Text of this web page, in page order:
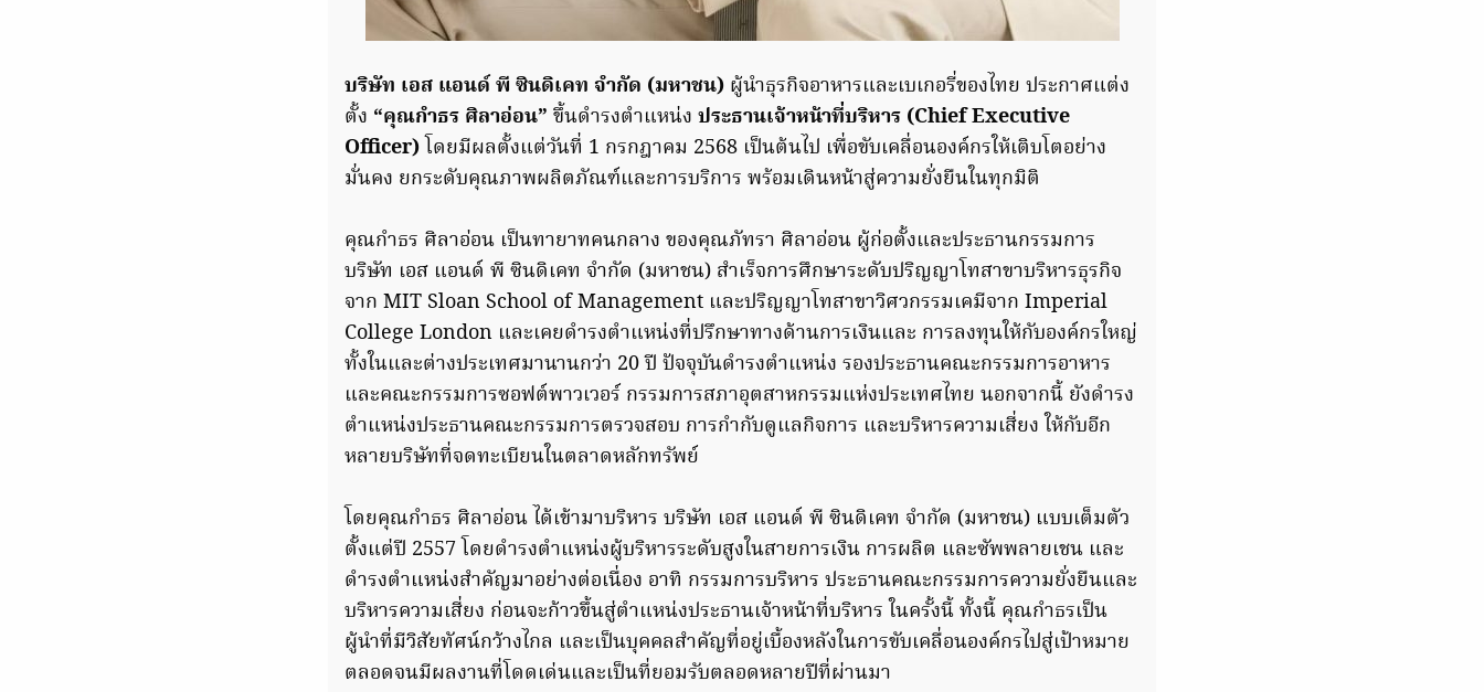
บริษัท เอส แอนด์ พี ซินดิเคท จำกัด (มหาชน) ผู้นำธุรกิจอาหารและเบเกอรี่ของไทย ประกาศแต่ง
ตั้ง “คุณกำธร ศิลาอ่อน” ขึ้นดำรงตำแหน่ง ประธานเจ้าหน้าที่บริหาร (Chief Executive
Officer) โดยมีผลตั้งแต่วันที่ 1 กรกฎาคม 2568 เป็นต้นไป เพื่อขับเคลื่อนองค์กรให้เติบโตอย่าง
มั่นคง ยกระดับคุณภาพผลิตภัณฑ์และการบริการ พร้อมเดินหน้าสู่ความยั่งยืนในทุกมิติ
คุณกำธร ศิลาอ่อน เป็นทายาทคนกลาง ของคุณภัทรา ศิลาอ่อน ผู้ก่อตั้งและประธานกรรมการ
บริษัท เอส แอนด์ พี ซินดิเคท จำกัด (มหาชน) สำเร็จการศึกษาระดับปริญญาโทสาขาบริหารธุรกิจ
จาก MIT Sloan School of Management และปริญญาโทสาขาวิศวกรรมเคมีจาก Imperial
College London และเคยดำรงตำแหน่งที่ปรึกษาทางด้านการเงินและ การลงทุนให้กับองค์กรใหญ่
ทั้งในและต่างประเทศมานานกว่า 20 ปี ปัจจุบันดำรงตำแหน่ง รองประธานคณะกรรมการอาหาร
และคณะกรรมการซอฟต์พาวเวอร์ กรรมการสภาอุตสาหกรรมแห่งประเทศไทย นอกจากนี้ ยังดำรง
ตำแหน่งประธานคณะกรรมการตรวจสอบ การกำกับดูแลกิจการ และบริหารความเสี่ยง ให้กับอีก
หลายบริษัทที่จดทะเบียนในตลาดหลักทรัพย์
โดยคุณกำธร ศิลาอ่อน ได้เข้ามาบริหาร บริษัท เอส แอนด์ พี ซินดิเคท จำกัด (มหาชน) แบบเต็มตัว
ตั้งแต่ปี 2557 โดยดำรงตำแหน่งผู้บริหารระดับสูงในสายการเงิน การผลิต และซัพพลายเชน และ
ดำรงตำแหน่งสำคัญมาอย่างต่อเนื่อง อาทิ กรรมการบริหาร ประธานคณะกรรมการความยั่งยืนและ
บริหารความเสี่ยง ก่อนจะก้าวขึ้นสู่ตำแหน่งประธานเจ้าหน้าที่บริหาร ในครั้งนี้ ทั้งนี้ คุณกำธรเป็น
ผู้นำที่มีวิสัยทัศน์กว้างไกล และเป็นบุคคลสำคัญที่อยู่เบื้องหลังในการขับเคลื่อนองค์กรไปสู่เป้าหมาย
ตลอดจนมีผลงานที่โดดเด่นและเป็นที่ยอมรับตลอดหลายปีที่ผ่านมา